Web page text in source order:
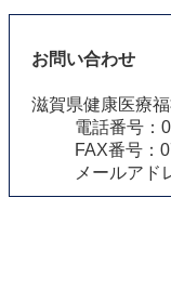
お問い合わせ
滋賀県健康医療
電話番号：
FAX番号：
メールアド